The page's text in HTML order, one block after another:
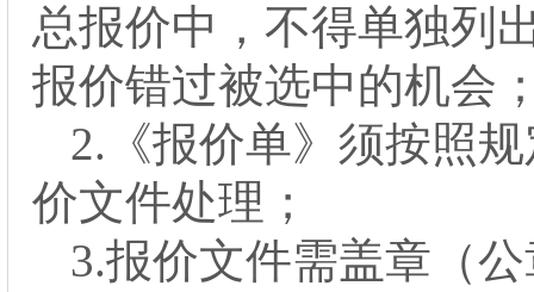
总报价中，不得单独列
报价错过被选中的机会
2.《报价单》须按照
价文件处理；
3.报价文件需盖章（